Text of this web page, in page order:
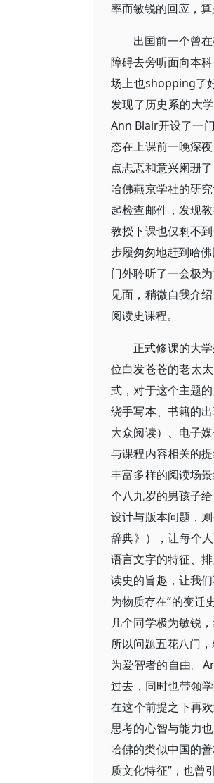
率而敏锐的回应，算
出国前一个曾
障碍去旁听面向本
场上也shopping了
发现了历史系的大
Ann Blair开设了一
态在上课前一晚深
点忐忑和意兴阑珊
哈佛燕京学社的研
起检查邮件，发现
教授下课也仅剩不
步履匆匆地赶到哈
门外聆听了一会极
见面，稍微自我介
阅读史课程。
正式修课的大
位白发苍苍的老太
式，对于这个主题
绕手写本、书籍的
大众阅读）、电子
与课程内容相关的
丰富多样的阅读场
个八九岁的男孩子
设计与版本问题，
辞典》），让每个
语言文字的特征、
读史的旨趣，让我
为物质存在”的变迁
几个同学极为敏锐
所以问题五花八门
为爱智者的自由。
过去，同时也带领
在这个前提之下再
思考的心智与能力
哈佛的类似中国的
质文化特征”，也曾